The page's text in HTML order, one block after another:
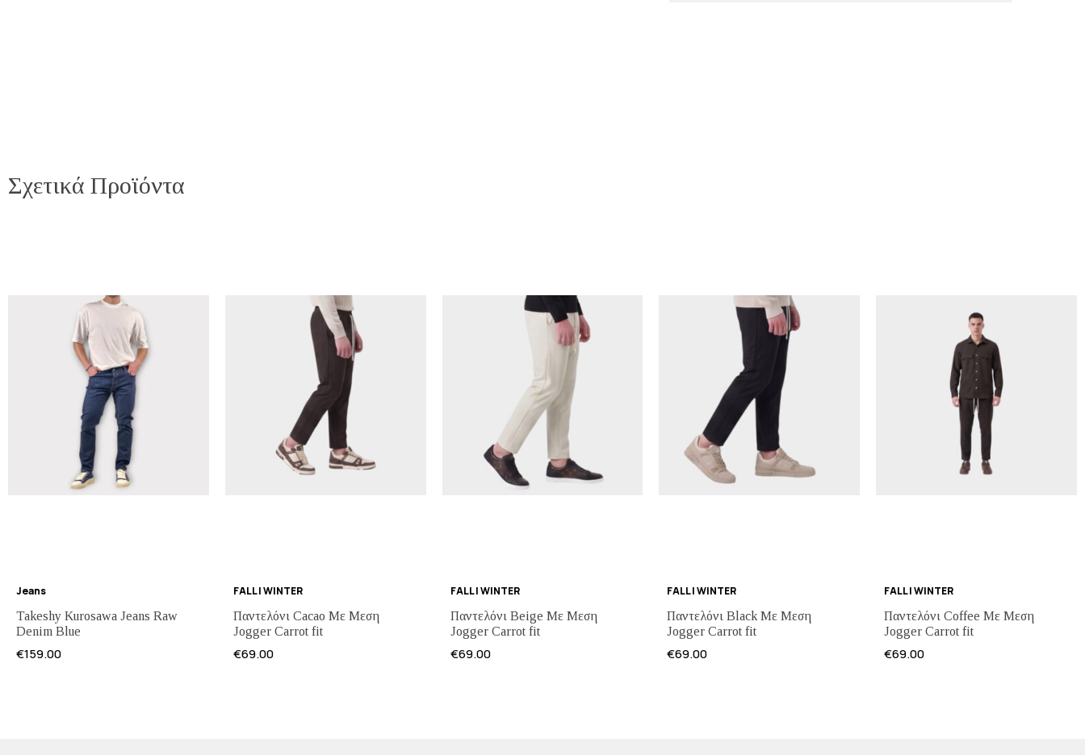
Σχετικά Προϊόντα
Jeans
Takeshy Kurosawa Jeans Raw
Denim Blue
€159.00
FALL | WINTER
Παντελόνι Cacao Με Μεση
Jogger Carrot fit
€69.00
FALL | WINTER
Παντελόνι Beige Με Μεση
Jogger Carrot fit
€69.00
FALL | WINTER
Παντελόνι Black Με Μεση
Jogger Carrot fit
€69.00
FALL | WINTER
Παντελόνι Coffee Με Μεση
Jogger Carrot fit
€69.00